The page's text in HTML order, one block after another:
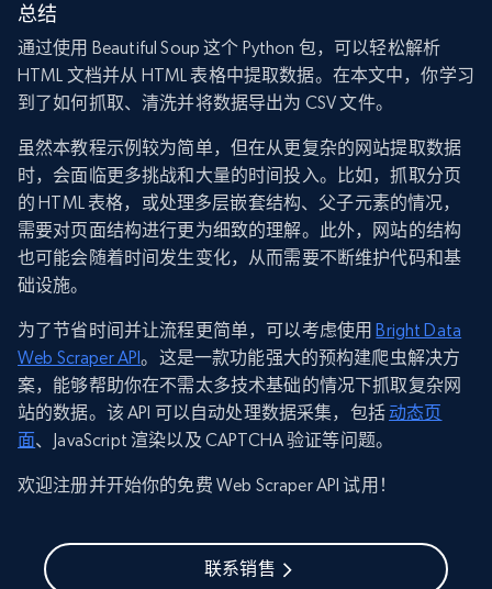
总结
通过使用 Beautiful Soup 这个 Python 包，可以轻松解析
HTML 文档并从 HTML 表格中提取数据。在本文中，你学习
到了如何抓取、清洗并将数据导出为 CSV 文件。
虽然本教程示例较为简单，但在从更复杂的网站提取数据
时，会面临更多挑战和大量的时间投入。比如，抓取分页
的 HTML 表格，或处理多层嵌套结构、父子元素的情况，
需要对页面结构进行更为细致的理解。此外，网站的结构
也可能会随着时间发生变化，从而需要不断维护代码和基
础设施。
为了节省时间并让流程更简单，可以考虑使用Bright Data
Web Scraper API。这是一款功能强大的预构建爬虫解决方
案，能够帮助你在不需太多技术基础的情况下抓取复杂网
站的数据。该 API 可以自动处理数据采集，包括动态页
面、JavaScript 渲染以及 CAPTCHA 验证等问题。
欢迎注册并开始你的免费 Web Scraper API 试用！
联系销售